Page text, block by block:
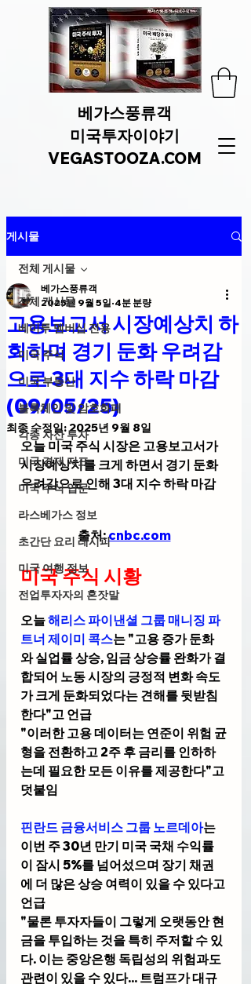
베가스풍류객
미국투자이야기
VEGASTOOZA.COM
게시물
전체 게시물
베미투 멤버십 전용
미국 주식
미국 부동산
블록체인 및 암호화폐
각종 자산 투자
미국 경제 지표
미국 주식 입문
라스베가스 정보
초간단 요리 레시피
미국 여행 정보
전업투자자의 혼잣말
전체 게시물
고용보고서 시장예상치 하
회하며 경기 둔화 우려감
으로 3대 지수 하락 마감
(09/05/25)
베가스풍류객
2025년 9월 5일 4분 분량
최종 수정일:2025년 9월 8일
오늘 미국 주식 시장은 고용보고서가
시장예상치를 크게 하면서 경기 둔화
우려감으로 인해 3대 지수 하락 마감
출처: cnbc.com
미국 주식 시황
오늘 해리스 파이낸셜 그룹 매니징 파
트너 제이미 콕스는 "고용 증가 둔화
와 실업률 상승, 임금 상승률 완화가 결
합되어 노동 시장의 긍정적 변화 속도
가 크게 둔화되었다는 견해를 뒷받침
한다"고 언급
"이러한 고용 데이터는 연준이 위험 균
형을 전환하고 2주 후 금리를 인하하
는데 필요한 모든 이유를 제공한다"고
덧붙임
핀란드 금융서비스 그룹 노르데아는
이번 주 30년 만기 미국 국채 수익률
이 잠시 5%를 넘어섰으며 장기 채권
에 더 많은 상승 여력이 있을 수 있다고
언급
"물론 투자자들이 그렇게 오랫동안 현
금을 투입하는 것을 특히 주저할 수 있
다. 이는 중앙은행 독립성의 위험과도
관련이 있을 수 있다... 트럼프가 대규